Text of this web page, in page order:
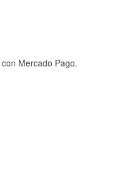
con Mercado Pago.